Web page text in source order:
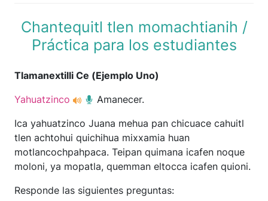
Chantequitl tlen momachtianih /
Práctica para los estudiantes
Tlamanextilli Ce (Ejemplo Uno)
Yahuatzinco
Amanecer.
Ica yahuatzinco Juana mehua pan chicuace cahuitl
tlen achtohui quichihua mixxamia huan
motlancochpahpaca. Teipan quimana icafen noque
moloni, ya mopatla, quemman eltocca icafen quioni.
Responde las siguientes preguntas: